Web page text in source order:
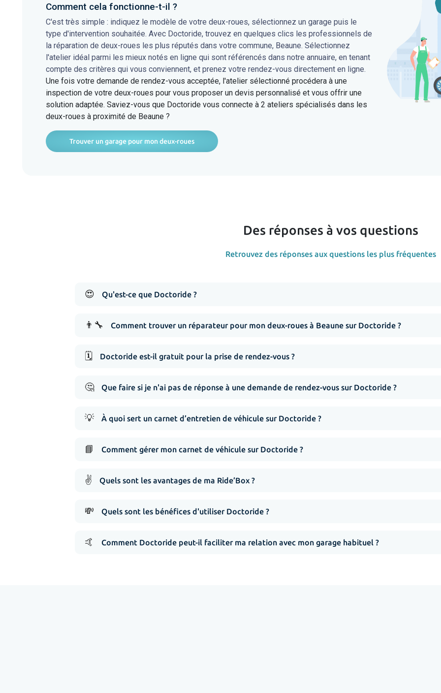
Comment cela fonctionne-t-il ?
C'est très simple : indiquez le modèle de votre deux-roues, sélectionnez un garage puis le
type d'intervention souhaitée. Avec Doctoride, trouvez en quelques clics les professionnels de
la réparation de deux-roues les plus réputés dans votre commune, Beaune. Sélectionnez
l'atelier idéal parmi les mieux notés en ligne qui sont référencés dans notre annuaire, en tenant
compte des critères qui vous conviennent, et prenez votre rendez-vous directement en ligne.
Une fois votre demande de rendez-vous acceptée, l'atelier sélectionné procédera à une
inspection de votre deux-roues pour vous proposer un devis personnalisé et vous offrir une
solution adaptée. Saviez-vous que Doctoride vous connecte à 2 ateliers spécialisés dans les
deux-roues à proximité de Beaune ?
Trouver un garage pour mon deux-roues
Des réponses à vos questions
Retrouvez des réponses aux questions les plus fréquentes
😍 Qu'est-ce que Doctoride ?
👨‍🔧 Comment trouver un réparateur pour mon deux-roues à Beaune sur Doctoride ?
🗓️ Doctoride est-il gratuit pour la prise de rendez-vous ?
🤔 Que faire si je n'ai pas de réponse à une demande de rendez-vous sur Doctoride ?
💡 À quoi sert un carnet d’entretien de véhicule sur Doctoride ?
📘 Comment gérer mon carnet de véhicule sur Doctoride ?
✌️ Quels sont les avantages de ma Ride’Box ?
💸 Quels sont les bénéfices d'utiliser Doctoride ?
🤙 Comment Doctoride peut-il faciliter ma relation avec mon garage habituel ?